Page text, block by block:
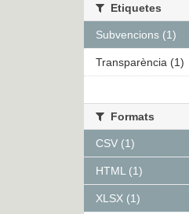
Etiquetes
Subvencions (1)
Transparència (1)
Formats
CSV (1)
HTML (1)
XLSX (1)